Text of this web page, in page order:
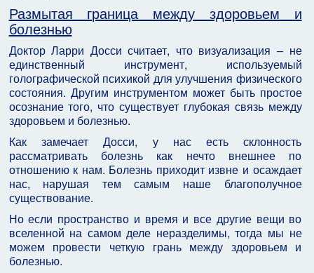
Размытая граница между здоровьем и
болезнью
Доктор Ларри Досси считает, что визуализация – не
единственный инструмент, используемый
голографической психикой для улучшения физического
состояния. Другим инструментом может быть простое
осознание того, что существует глубокая связь между
здоровьем и болезнью.
Как замечает Досси, у нас есть склонность
рассматривать болезнь как нечто внешнее по
отношению к нам. Болезнь приходит извне и осаждает
нас, нарушая тем самым наше благополучное
существование.
Но если пространство и время и все другие вещи во
вселенной на самом деле неразделимы, тогда мы не
можем провести четкую грань между здоровьем и
болезнью.